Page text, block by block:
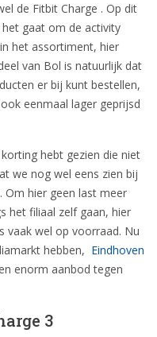
de Fitbit Charge . Op dit
gaat om de activity
het assortiment, hier
van Bol is natuurlijk dat
er bij kunt bestellen,
eenmaal lager geprijsd
hebt gezien die niet
we nog wel eens zien bij
Om hier geen last meer
het filiaal zelf gaan, hier
vaak wel op voorraad. Nu
hebben, Eindhoven
enorm aanbod tegen
3